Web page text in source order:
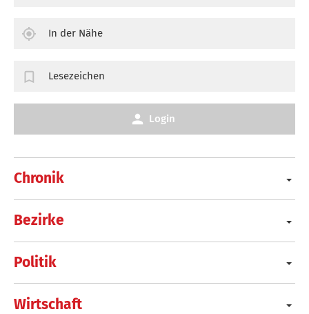
Chronik
Bezirke
Politik
Wirtschaft
In der Nähe
Lesezeichen
Login